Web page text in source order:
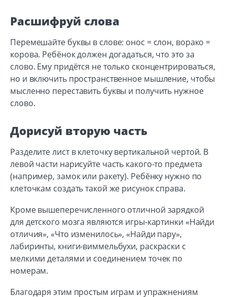
Расшифруй слова
Перемешайте буквы в слове: онос = слон, ворако =
корова. Ребёнок должен догадаться, что это за
слово. Ему придётся не только сконцентрироваться,
но и включить пространственное мышление, чтобы
мысленно переставить буквы и получить нужное
слово.
Дорисуй вторую часть
Разделите лист в клеточку вертикальной чертой. В
левой части нарисуйте часть какого-то предмета
(например, замок или ракету). Ребёнку нужно по
клеточкам создать такой же рисунок справа.
Кроме вышеперечисленного отличной зарядкой
для детского мозга являются игры-картинки «Найди
отличия», «Что изменилось», «Найди пару»,
лабиринты, книги-виммельбухи, раскраски с
мелкими деталями и соединением точек по
номерам.
Благодаря этим простым играм и упражнениям